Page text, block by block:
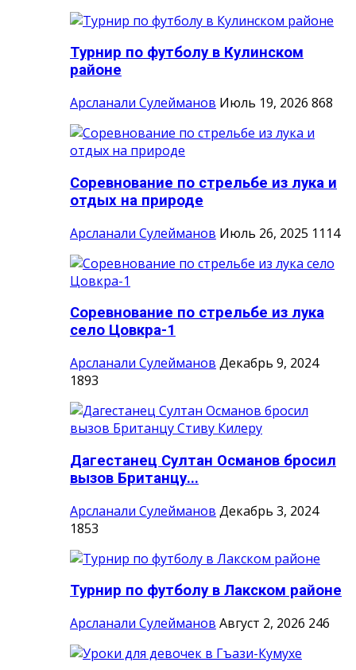
Турнир по футболу в Кулинском
районе
Арсланали Сулейманов Июль 19, 2026 868
Соревнование по стрельбе из лука и
отдых на природе
Арсланали Сулейманов Июль 26, 2025 1114
Соревнование по стрельбе из лука
село Цовкра-1
Арсланали Сулейманов Декабрь 9, 2024
1893
Дагестанец Султан Османов бросил
вызов Британцу...
Арсланали Сулейманов Декабрь 3, 2024
1853
Турнир по футболу в Лакском районе
Арсланали Сулейманов Август 2, 2026 246